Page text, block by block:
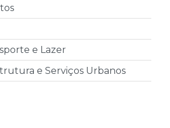
e Lazer
e Serviços Urbanos